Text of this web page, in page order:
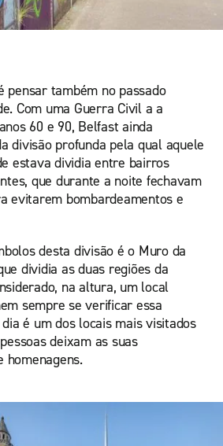
pensar também no passado
Com uma Guerra Civil a a
60 e 90, Belfast ainda
divisão profunda pela qual aquele
estava dividia entre bairros
que durante a noite fechavam
evitarem bombardeamentos e
desta divisão é o Muro da
dividia as duas regiões da
na altura, um local
sempre se verificar essa
é um dos locais mais visitados
deixam as suas
homenagens.